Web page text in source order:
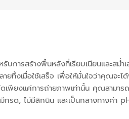
การสร้างพื้นหลังที่เรียบเนียนและสม่ำเ
ทิ้งเมื่อใช้เสร็จ เพื่อให้มั่นใจว่าคุณจะไ
เพียงแค่การถ่ายภาพเท่านั้น คุณสามาร
รด, ไม่มีลิกนิน และเป็นกลางทางค่า